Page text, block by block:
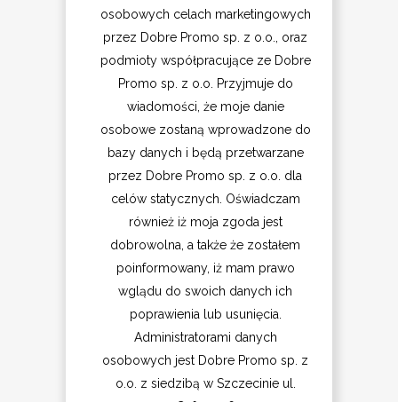
osobowych celach marketingowych
przez Dobre Promo sp. z o.o., oraz
podmioty współpracujące ze Dobre
Promo sp. z o.o. Przyjmuje do
wiadomości, że moje danie
osobowe zostaną wprowadzone do
bazy danych i będą przetwarzane
przez Dobre Promo sp. z o.o. dla
celów statycznych. Oświadczam
również iż moja zgoda jest
dobrowolna, a także że zostałem
poinformowany, iż mam prawo
wglądu do swoich danych ich
poprawienia lub usunięcia.
Administratorami danych
osobowych jest Dobre Promo sp. z
o.o. z siedzibą w Szczecinie ul.